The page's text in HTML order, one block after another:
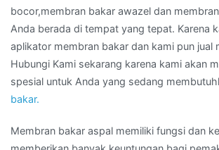
bocor,membran bakar awazel dan
Anda berada di tempat yang tepat. Karena
aplikator membran bakar dan kami pun jual
Hubungi Kami sekarang karena kami akan
spesial untuk Anda yang sedang
bakar.
Membran bakar aspal memiliki fungsi dan